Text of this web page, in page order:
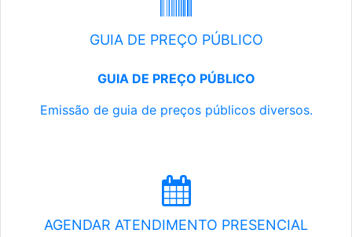
GUIA DE PREÇO PÚBLICO
GUIA DE PREÇO PÚBLICO
Emissão de guia de preços públicos diversos.
AGENDAR ATENDIMENTO PRESENCIAL